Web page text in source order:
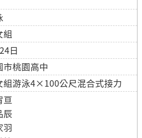
組
日
市桃園高中
組游泳4×100公尺混合式接力
亘
辰
羽